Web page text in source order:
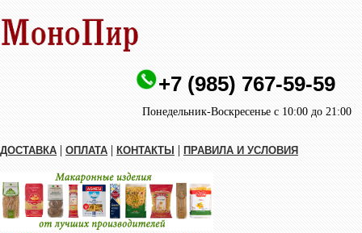
+7 (985) 767-59-59
Понедельник-Воскресенье с 10:00 до 21:00
ДОСТАВКА | ОПЛАТА | КОНТАКТЫ | ПРАВИЛА И УСЛОВИЯ